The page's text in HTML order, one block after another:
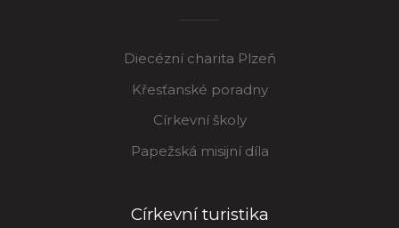
Diecézní charita Plzeň
Křesťanské poradny
Církevní školy
Papežská misijní díla
Církevní turistika